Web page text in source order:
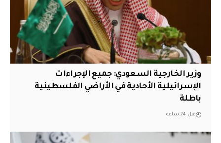
وزير الخارجية السعودي: جميع الإجراءات
الإسرائيلية الأحادية في الأراضي الفلسطينية
باطلة
قبل 24 ساعة